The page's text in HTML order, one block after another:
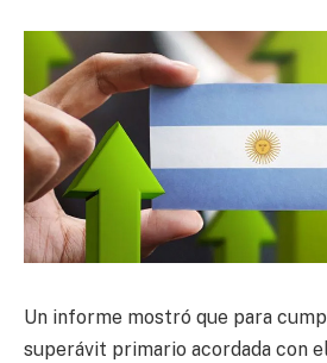
Un informe mostró que para
superávit primario acordada con